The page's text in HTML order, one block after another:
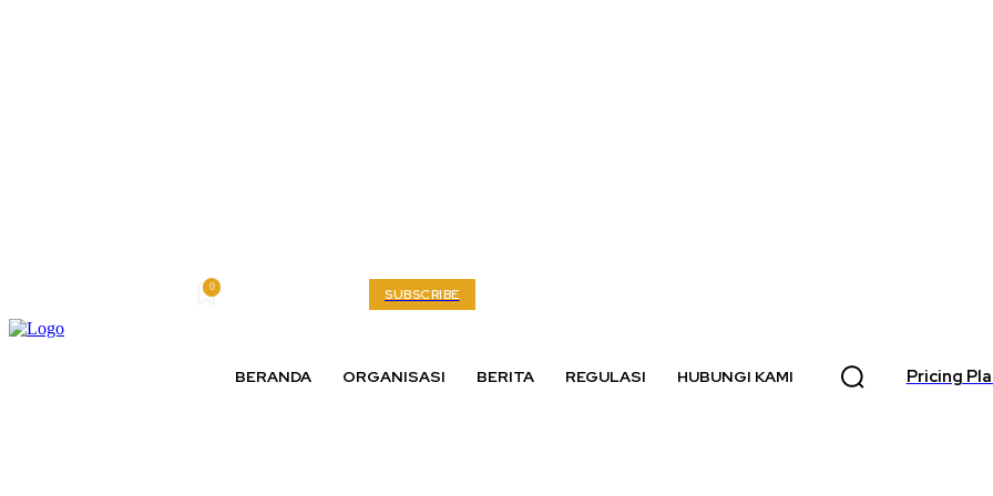
0 SUBSCRIBE
BERANDA ORGANISASI BERITA REGULASI HUBUNGI KAMI Pricing